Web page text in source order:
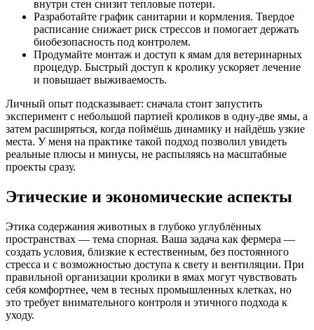
внутри стен снизит тепловые потери.
Разработайте график санитарии и кормления. Твердое
расписание снижает риск стрессов и помогает держать
биобезопасность под контролем.
Продумайте монтаж и доступ к ямам для ветеринарных
процедур. Быстрый доступ к кролику ускоряет лечение
и повышает выживаемость.
Личный опыт подсказывает: сначала стоит запустить
эксперимент с небольшой партией кроликов в одну-две ямы, а
затем расширяться, когда поймёшь динамику и найдёшь узкие
места. У меня на практике такой подход позволил увидеть
реальные плюсы и минусы, не распыляясь на масштабные
проекты сразу.
Этические и экономические аспекты
Этика содержания животных в глубоко углублённых
пространствах — тема спорная. Ваша задача как фермера —
создать условия, близкие к естественным, без постоянного
стресса и с возможностью доступа к свету и вентиляции. При
правильной организации кролики в ямах могут чувствовать
себя комфортнее, чем в тесных промышленных клетках, но
это требует внимательного контроля и этичного подхода к
уходу.